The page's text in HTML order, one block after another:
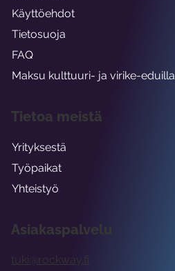
Asiakaspalvelu
tuki@rockway.fi
Käyttöehdot
Tietosuoja
FAQ
Maksu kulttuuri- ja virike-eduilla
Tietoa meistä
Yrityksestä
Työpaikat
Yhteistyö